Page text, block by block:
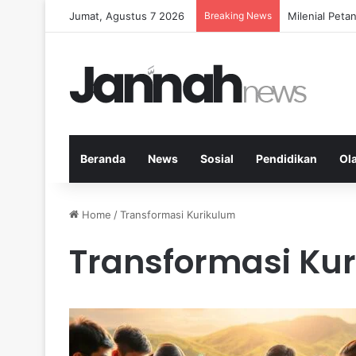
Jumat, Agustus 7 2026 Breaking News Milenial
Beranda News Sosial Pendidikan
Home /Transformasi Kurikulum
Transformasi